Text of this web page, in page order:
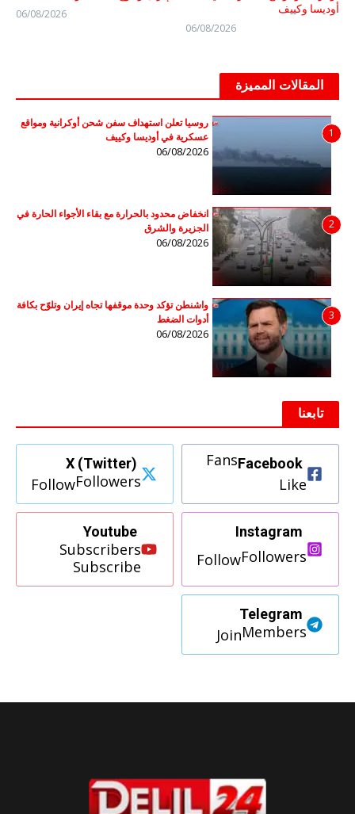
أوديسا وكييف
06/08/2026
06/08/2026
المقالات المميزة
1
روسيا تعلن استهداف سفن شحن أوكرانية ومواقع
عسكرية في أوديسا وكييف
06/08/2026
2
انخفاض محدود بالحرارة مع بقاء الأجواء الحارة في
الجزيرة والشرق
06/08/2026
3
واشنطن تؤكد وحدة موقفها تجاه إيران وتلوّح بكافة
أدوات الضغط
06/08/2026
تابعنا
Facebook
Fans
Like
X (Twitter)
Followers
Follow
Instagram
Followers
Follow
Youtube
Subscribers
Subscribe
Telegram
Members
Join